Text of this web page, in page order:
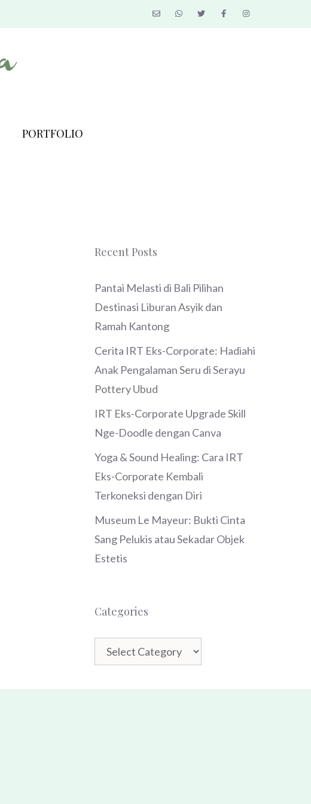
PORTFOLIO
Recent Posts
Pantai Melasti di Bali Pilihan
Destinasi Liburan Asyik dan
Ramah Kantong
Cerita IRT Eks-Corporate: Hadiahi
Anak Pengalaman Seru di Serayu
Pottery Ubud
IRT Eks-Corporate Upgrade Skill
Nge-Doodle dengan Canva
Yoga & Sound Healing: Cara IRT
Eks-Corporate Kembali
Terkoneksi dengan Diri
Museum Le Mayeur: Bukti Cinta
Sang Pelukis atau Sekadar Objek
Estetis
Categories
Categories